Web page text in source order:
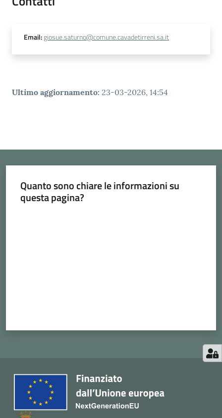
Email:giosue.saturno@comune.cavadetirreni.sa.it
Ultimo aggiornamento: 23-03-2026, 14:54
Quanto sono chiare le informazioni su
questa pagina?